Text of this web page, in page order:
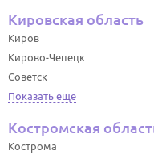
Кировская область
Киров
Кирово-Чепецк
Советск
Показать еще
Костромская
Кострома